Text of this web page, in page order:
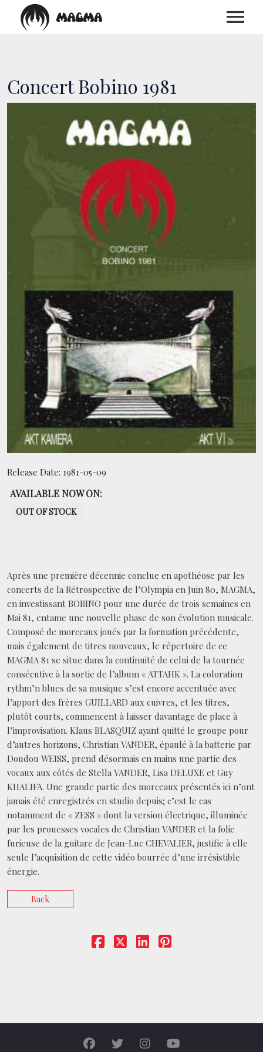
BIOGRAPHIE
DISCOGRAPHIE
CONCERTS
MEDIAS
CONTACT
BOUTIQUE
Concert Bobino 1981
Release Date: 1981-05-09
AVAILABLE NOW ON:
OUT OF STOCK
Après une première décennie conclue en apothéose par les
concerts de la Rétrospective de l’Olympia en Juin 80, MAGMA,
en investissant BOBINO pour une durée de trois semaines en
Mai 81, entame une nouvelle phase de son évolution musicale.
Composé de morceaux joués par la formation précédente,
mais également de titres nouveaux, le répertoire de ce
MAGMA 81 se situe dans la continuité de celui de la tournée
consécutive à la sortie de l’album « ATTAHK ». La coloration
rythm’n blues de sa musique s’est encore accentuée avec
l’apport des frères GUILLARD aux cuivres, et les titres,
plutôt courts, commencent à laisser davantage de place à
l’improvisation. Klaus BLASQUIZ ayant quitté le groupe pour
d’autres horizons, Christian VANDER, épaulé à la batterie par
Doudou WEISS, prend désormais en mains une partie des
vocaux aux côtés de Stella VANDER, Lisa DELUXE et Guy
KHALIFA. Une grande partie des morceaux présentés ici n’ont
jamais été enregistrés en studio depuis; c’est le cas
notamment de « ZESS » dont la version électrique, illuminée
par les prouesses vocales de Christian VANDER et la folie
furieuse de la guitare de Jean-Luc CHEVALIER, justifie à elle
seule l’acquisition de cette vidéo bourrée d’une irrésistible
énergie.
Back